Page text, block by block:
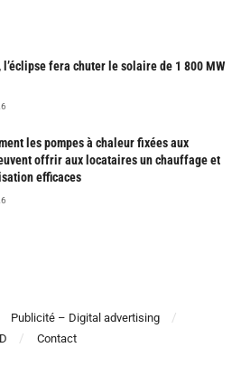
l’éclipse fera chuter le solaire de 1 800 MW
les pompes à chaleur fixées aux
offrir aux locataires un chauffage et
efficaces
Publicité – Digital advertising
Contact